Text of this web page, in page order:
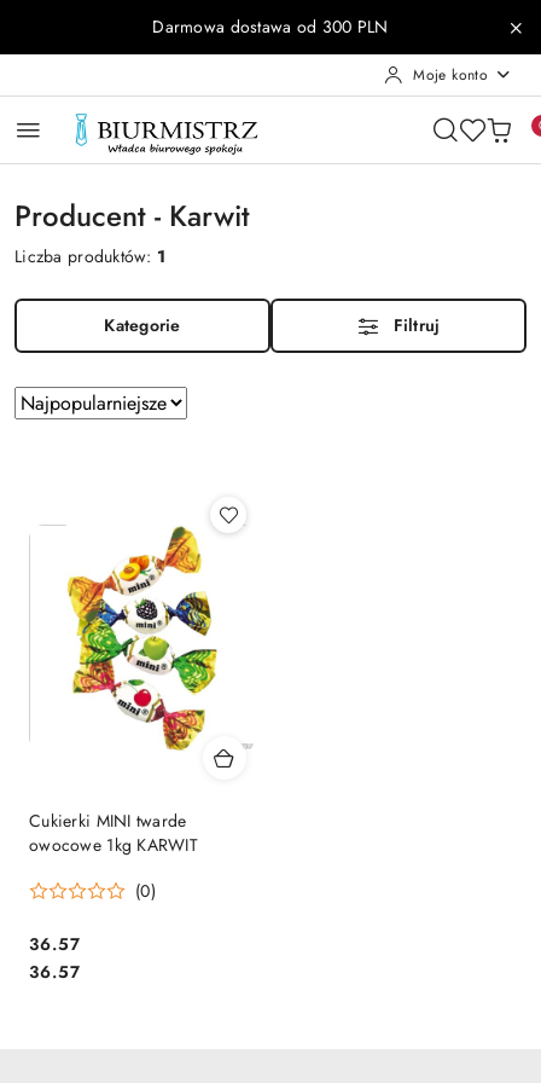
Przejdź do treści głównej
Przejdź do wyszukiwarki
Przejdź do moje konto
Przejdź do menu głównego
Przejdź do stopkiDarmowa dostawa od 300 PLN
Moje konto
Producent - Karwit
Liczba produktów: 1
Kategorie Filtruj
Zastosowano
sortowanie:
Sortuj
według
Cukierki MINI twarde
owocowe 1kg KARWIT
(0)
Cena:
36.57
Cena:
36.57